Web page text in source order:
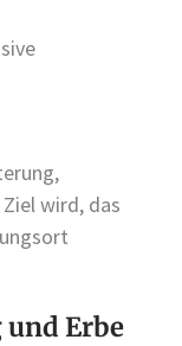
wird, das
Erbe